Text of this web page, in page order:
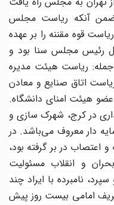
آنکه ریاست مجلس
قوه مقننه را بر عهده
به مدت ۱۵ سال رئیس مجلس سنا بود و
ریاست هیئت مدیره
اتاق صنایع و معادن
هیئت امنای دانشگاه.
در کرج، شهرک سازی و
دار معروف می‌باشد. در
و اعتصاب در بر گرفته بود،
و انقلاب مسئولیت
نامبرده با ایراد چند
امامی بیست روز پیش